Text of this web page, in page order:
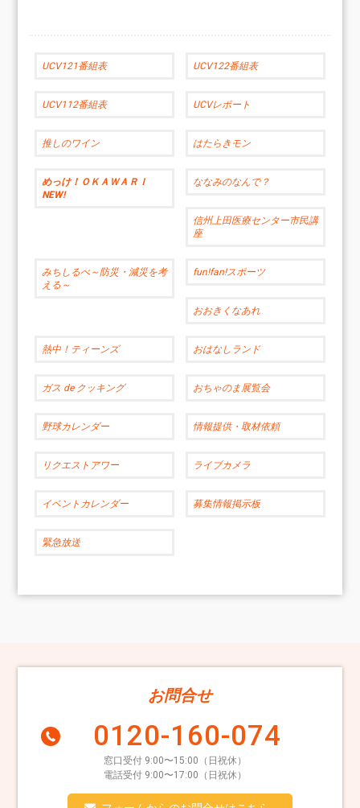
UCV121番組表 UCV122番組表
UCV112番組表 UCVレポート
推しのワイン はたらきモン
めっけ！ＯＫＡＷＡＲＩ
NEW!
ななみのなんで？
信州上田医療センター市民講
座
みちしるべ～防災・減災を考
える～
fun!fan!スポーツ
おおきくなあれ
熱中！ティーンズ おはなしランド
ガス de クッキング おちゃのま展覧会
野球カレンダー 情報提供・取材依頼
リクエストアワー ライブカメラ
イベントカレンダー 募集情報掲示板
緊急放送
お問合せ
0120-160-074
窓口受付 9:00〜15:00（日祝休）
電話受付 9:00〜17:00（日祝休）